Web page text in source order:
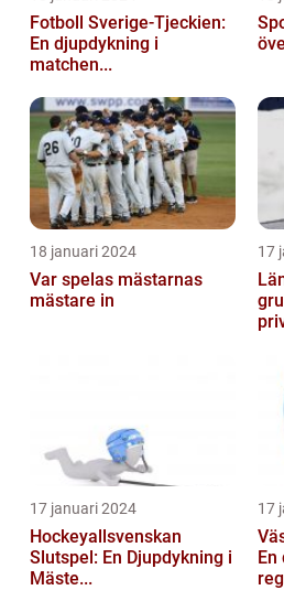
Fotboll Sverige-Tjeckien:
En djupdykning i
matchen...
18 januari 2024
Var spelas mästarnas
mästare in
17
17 januari 2024
Hockeyallsvenskan
Slutspel: En Djupdykning i
Mäste...
17
En